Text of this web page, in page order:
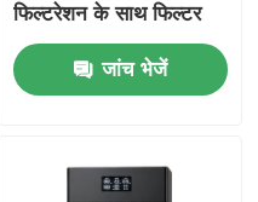
फिल्टरेशन के साथ फिल्टर
अनुस्मारक वाणिज्यिक और
घरेलू उपयोग के लिए
जांच भेजें